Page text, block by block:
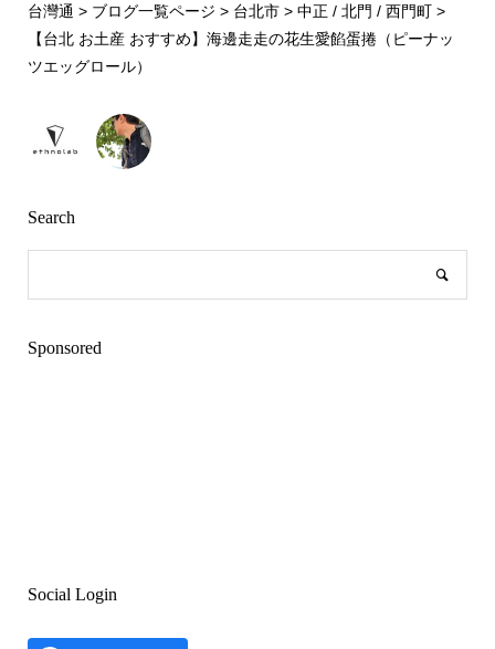
台灣通 > ブログ一覧ページ > 台北市> 中正 / 北門 / 西門町>
【台北 お土産 おすすめ】海邊走走の花生愛餡蛋捲（ピーナッ
ツエッグロール）
Search
Sponsored
Social Login